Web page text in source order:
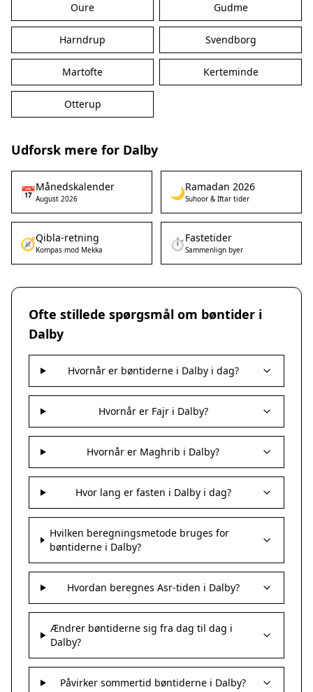
Oure Gudme
Harndrup Svendborg
Martofte Kerteminde
Otterup
Udforsk mere for Dalby
📅Månedskalender
August 2026 🌙Ramadan 2026
Suhoor & Iftar tider
🧭Qibla-retning
Kompas mod Mekka ⏱️Fastetider
Sammenlign byer
Ofte stillede spørgsmål om bøntider i
Dalby
Hvornår er bøntiderne i Dalby i dag?
Hvornår er Fajr i Dalby?
Hvornår er Maghrib i Dalby?
Hvor lang er fasten i Dalby i dag?
Hvilken beregningsmetode bruges for
bøntiderne i Dalby?
Hvordan beregnes Asr-tiden i Dalby?
Ændrer bøntiderne sig fra dag til dag i
Dalby?
Påvirker sommertid bøntiderne i Dalby?